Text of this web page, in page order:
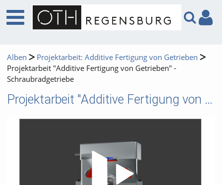
Alben
Projektarbeit: Additive Fertigung von Getrieben
Projektarbeit "Additive Fertigung von Getrieben" -
Schraubradgetriebe
Projektarbeit "Additive Fertigung von Getrieben" - Schraubradgetriebe